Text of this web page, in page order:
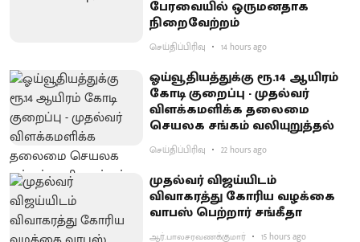
பேரவையில் ஒருமனதாக
நிறைவேற்றம்
செய்திப்பிரிவு 14 hours ago
ஓய்வூதியத்துக்கு ரூ.14 ஆயிரம்
கோடி குறைப்பு - முதல்வர்
விளக்கமளிக்க தலைமை
செயலக சங்கம் வலியுறுத்தல்
செய்திப்பிரிவு 22 hours ago
முதல்வர் விஜய்யிடம்
விவாகரத்து கோரிய வழக்கை
வாபஸ் பெற்றார் சங்கீதா
ஆர்.பாலசரவணக்குமார் 15 hours ago